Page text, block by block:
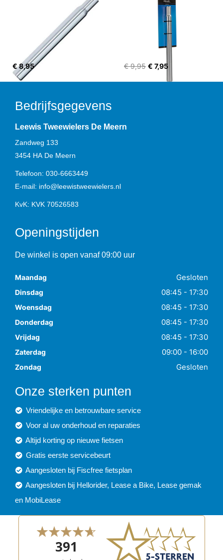
€ 8,95 € 9,95 € 7,95
Bedrijfsgegevens
Leewis Tweewielers De Meern
Zandweg 133
3454 HA De Meern
Telefoon: 030-6663449
E-mail: info@leewistweewielers.nl
KvK: KVK 70526583
Openingstijden
De winkel is open vanaf 09:00 uur
Maandag Gesloten
Dinsdag 08:45 - 17:30
Woensdag 08:45 - 17:30
Donderdag 08:45 - 17:30
Vrijdag 08:45 - 17:30
Zaterdag 09:00 - 16:00
Zondag Gesloten
Onze sterken punten
Vriendelijke en betrouwbare service
Voor al uw onderhoud en reparaties
Altijd korting op nieuwe fietsen
Gratis eerste servicebeurt
Aangesloten bij Fiscfree fietsplan
Aangesloten bij Hellorider, Lease a Bike, Lease gemak
en MobiLease